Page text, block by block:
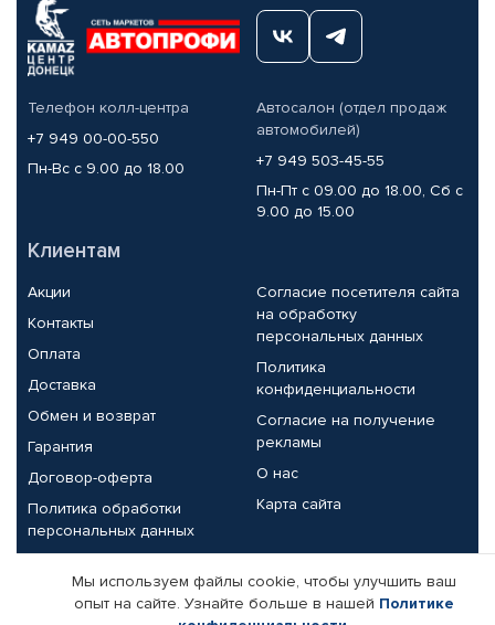
Телефон колл-центра
+7 949 00-00-550
Пн-Вс с 9.00 до 18.00
Автосалон (отдел продаж
автомобилей)
+7 949 503-45-55
Пн-Пт с 09.00 до 18.00, Сб с
9.00 до 15.00
Клиентам
Акции
Контакты
Оплата
Доставка
Обмен и возврат
Гарантия
Договор-оферта
Политика обработки
персональных данных
Согласие посетителя сайта
на обработку
персональных данных
Политика
конфиденциальности
Согласие на получение
рекламы
О нас
Карта сайта
Партнерам
Корпоративным клиентам Реквизиты компании
Мы используем файлы cookie, чтобы улучшить ваш
опыт на сайте. Узнайте больше в нашей Политике